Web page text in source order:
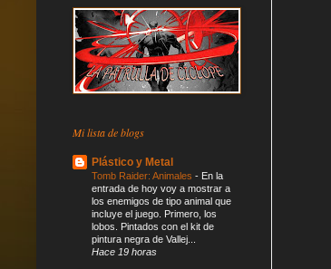
Mi lista de blogs
Plástico y Metal
Tomb Raider: Animales - En la
entrada de hoy voy a mostrar a
los enemigos de tipo animal que
incluye el juego. Primero, los
lobos. Pintados con el kit de
pintura negra de Vallej...
Hace 19 horas